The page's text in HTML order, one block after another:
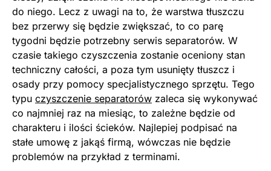
do niego. Lecz z uwagi na to, że warstwa tłuszczu
bez przerwy się będzie zwiększać, to co parę
tygodni będzie potrzebny serwis separatorów. W
czasie takiego czyszczenia zostanie oceniony stan
techniczny całości, a poza tym usunięty tłuszcz i
osady przy pomocy specjalistycznego sprzętu. Tego
typu czyszczenie separatorów zaleca się wykonywać
co najmniej raz na miesiąc, to zależne będzie od
charakteru i ilości ścieków. Najlepiej podpisać na
stałe umowę z jakąś firmą, wówczas nie będzie
problemów na przykład z terminami.